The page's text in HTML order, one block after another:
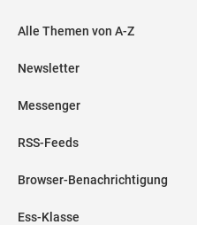
Alle Themen von A-Z
Newsletter
Messenger
RSS-Feeds
Browser-Benachrichtigung
Ess-Klasse